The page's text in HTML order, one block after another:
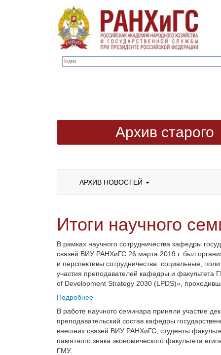
Архив старого
АРХИВ НОВОСТЕЙ
Итоги научного
В рамках научного сотрудничества кафедры
связей ВИУ РАНХиГС 26 марта 2019 г. был
и перспективы сотрудничества: социальные,
участия преподавателей кафедры и
of Development Strategy 2030 (LPDS)»,
Подробнее
В работе научного семинара приняли участие
преподавательский состав кафедры
внешних связей ВИУ РАНХиГС, студенты
памятного знака экономического факультета
ГМУ.